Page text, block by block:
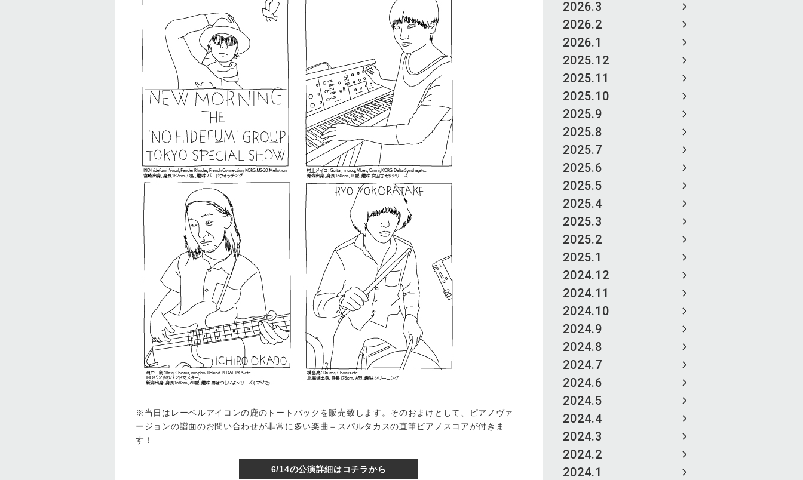
2026.3
2026.2
2026.1
2025.12
2025.11
2025.10
2025.9
2025.8
2025.7
2025.6
2025.5
2025.4
2025.3
2025.2
2025.1
2024.12
2024.11
2024.10
2024.9
2024.8
2024.7
2024.6
2024.5
2024.4
2024.3
2024.2
2024.1
※当日はレーベルアイコンの鹿のトートバックを販売致します。そのおまけとして、ピアノヴァ
ージョンの譜面のお問い合わせが非常に多い楽曲＝スパルタカスの直筆ピアノスコアが付きま
す！
6/14の公演詳細はコチラから